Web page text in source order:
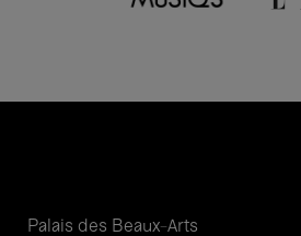
Palais des Beaux-Arts